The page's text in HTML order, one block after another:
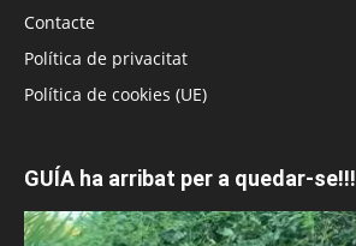
Contacte
Política de privacitat
Política de cookies (UE)
GUÍA ha arribat per a quedar-se!!!
Reproductor